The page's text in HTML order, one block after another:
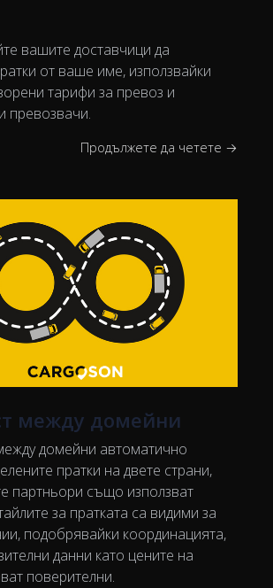
вашите доставчици да
от ваше име, използвайки
тарифи за превоз и
превозвачи.
Продължете да четете →
между домейни
домейни автоматично
пратки на двете страни,
партньори също използват
за пратката са видими за
подобрявайки координацията,
данни като цените на
поверителни.